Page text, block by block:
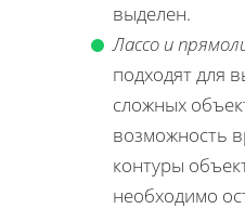
выделен.
Лассо и
подходят для
сложных
возможность
контуры
необходимо